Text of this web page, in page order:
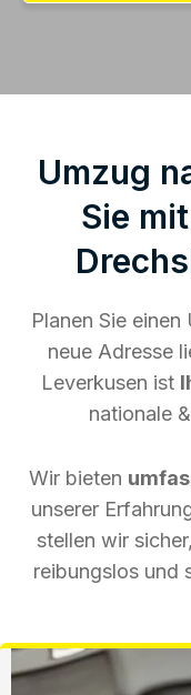
Umzug
Sie
Planen Sie
neue Adresse
Leverkusen ist
nationale
Wir bieten
unserer
stellen wir
reibungslos und